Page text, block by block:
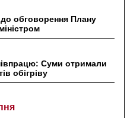
обговорення Плану
Суми отримали
обігріву